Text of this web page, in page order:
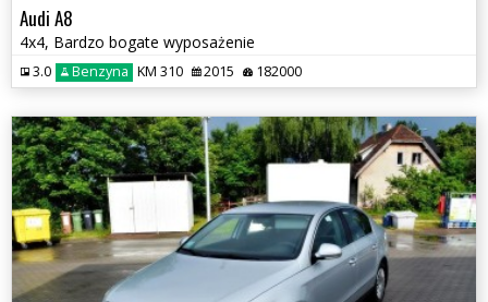
Audi A8
4x4, Bardzo bogate wyposażenie
3.0 Benzyna KM 310 2015 182000